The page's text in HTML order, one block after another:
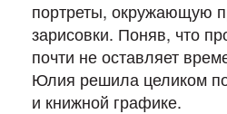
портреты, окружающую
зарисовки. Поняв, что
почти не оставляет
Юлия решила целиком
и книжной графике.